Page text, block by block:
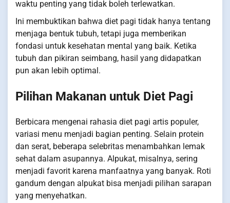
waktu penting yang tidak boleh terlewatkan.
Ini membuktikan bahwa diet pagi tidak hanya tentang
menjaga bentuk tubuh, tetapi juga memberikan
fondasi untuk kesehatan mental yang baik. Ketika
tubuh dan pikiran seimbang, hasil yang didapatkan
pun akan lebih optimal.
Pilihan Makanan untuk Diet Pagi
Berbicara mengenai rahasia diet pagi artis populer,
variasi menu menjadi bagian penting. Selain protein
dan serat, beberapa selebritas menambahkan lemak
sehat dalam asupannya. Alpukat, misalnya, sering
menjadi favorit karena manfaatnya yang banyak. Roti
gandum dengan alpukat bisa menjadi pilihan sarapan
yang menyehatkan.